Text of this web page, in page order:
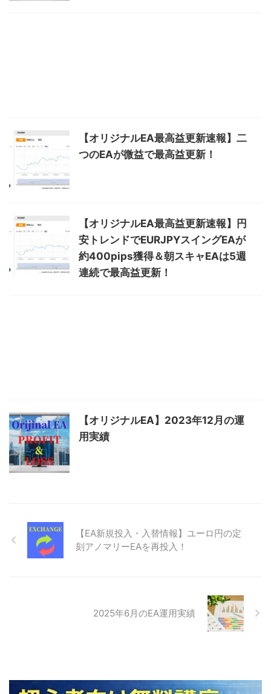
【オリジナルEA最高益更新速報】二
つのEAが微益で最高益更新！
【オリジナルEA最高益更新速報】円
安トレンドでEURJPYスイングEAが
約400pips獲得＆朝スキャEAは5週
連続で最高益更新！
【オリジナルEA】2023年12月の運
用実績
【EA新規投入・入替情報】ユーロ円の定
刻アノマリーEAを再投入！
2025年6月のEA運用実績